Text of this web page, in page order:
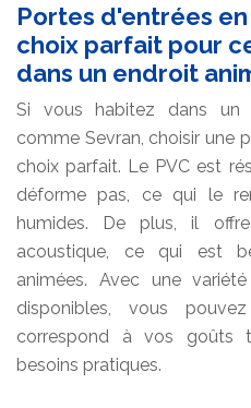
Portes d'entrées en
choix parfait pour
dans un endroit
Si vous habitez dans un
comme Sevran, choisir une
choix parfait. Le PVC est
déforme pas, ce qui le
humides. De plus, il
acoustique, ce qui est
animées. Avec une
disponibles, vous
correspond à vos goûts
besoins pratiques.